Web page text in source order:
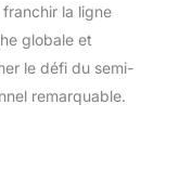
la ligne
globale et
le défi du semi-
remarquable.